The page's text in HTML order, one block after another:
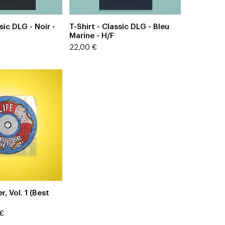
rapide
DLG - Noir - Aperçu rapide
T-Shirt - Classic DLG - Bleu
Marine - H/F
Prix
22,00 €
rapide
Vol. 1 (Best